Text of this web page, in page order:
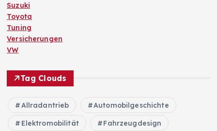
Suzuki
Toyota
Tuning
Versicherungen
VW
Tag Clouds
Allradantrieb Automobilgeschichte
Elektromobilität Fahrzeugdesign